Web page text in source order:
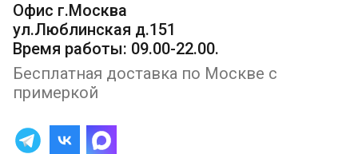
Офис г.Москва
ул.Люблинская д.151
Время работы: 09.00-22.00.
Бесплатная доставка по Москве с
примеркой